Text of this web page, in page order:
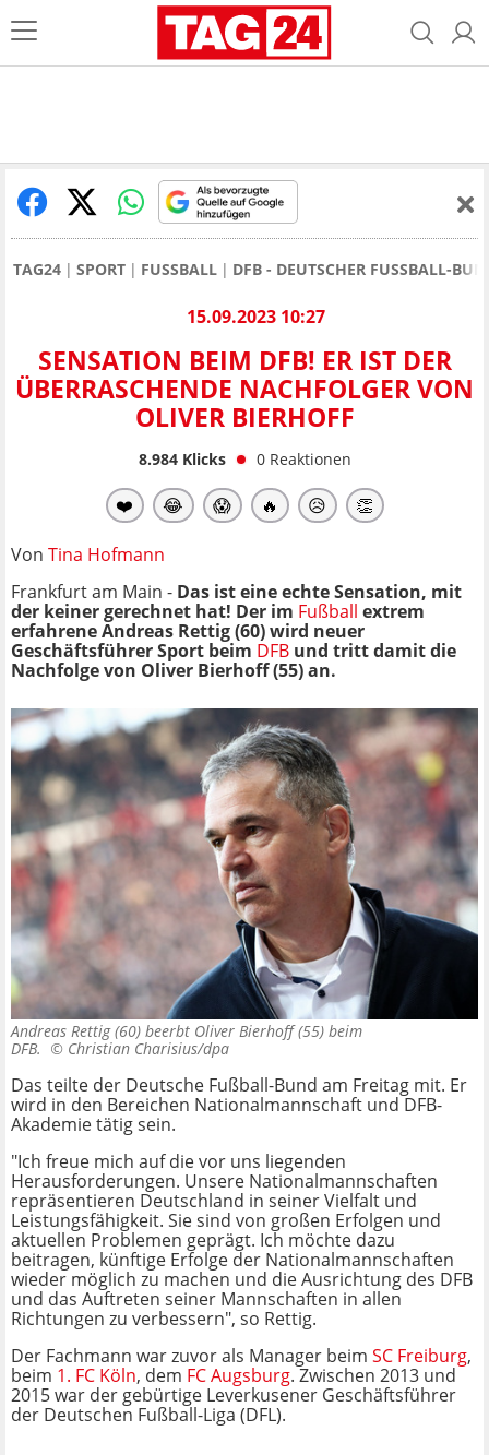
TAG24 SPORT FUSSBALL DFB - DEUTSCHER FUSSBALL-
15.09.2023 10:27
SENSATION BEIM DFB! ER IST DER
ÜBERRASCHENDE NACHFOLGER VON
OLIVER BIERHOFF
8.984Klicks 0 Reaktionen
❤️ 😂 😱 🔥 😥 👏
Von Tina Hofmann
Frankfurt am Main - Das ist eine echte Sensation, mit
der keiner gerechnet hat! Der im Fußball extrem
erfahrene Andreas Rettig (60) wird neuer
Geschäftsführer Sport beim DFB und tritt damit die
Nachfolge von Oliver Bierhoff (55) an.
Andreas Rettig (60) beerbt Oliver Bierhoff (55) beim
DFB. © Christian Charisius/dpa
Das teilte der Deutsche Fußball-Bund am Freitag mit. Er
wird in den Bereichen Nationalmannschaft und DFB-
Akademie tätig sein.
"Ich freue mich auf die vor uns liegenden
Herausforderungen. Unsere Nationalmannschaften
repräsentieren Deutschland in seiner Vielfalt und
Leistungsfähigkeit. Sie sind von großen Erfolgen und
aktuellen Problemen geprägt. Ich möchte dazu
beitragen, künftige Erfolge der Nationalmannschaften
wieder möglich zu machen und die Ausrichtung des DFB
und das Auftreten seiner Mannschaften in allen
Richtungen zu verbessern", so Rettig.
Der Fachmann war zuvor als Manager beim SC Freiburg,
beim 1. FC Köln, dem FC Augsburg. Zwischen 2013 und
2015 war der gebürtige Leverkusener Geschäftsführer
der Deutschen Fußball-Liga (DFL).